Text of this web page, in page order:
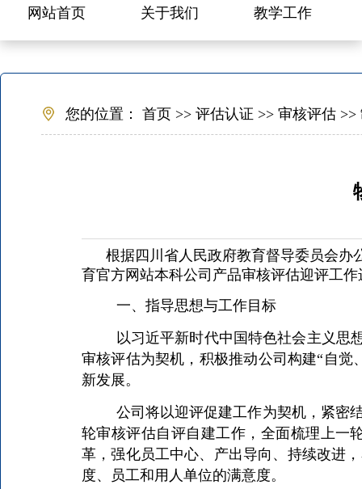
网站首页 关于我们 教学工作
您的位置： 首页 >> 评估认证 >> 审核评估 >>
根据四川省人民政府教育督导委员会办
育官方网站本科公司产品审核评估迎评工
一、指导思想与工作目标
以习近平新时代中国特色社会主义思
审核评估为契机，积极推动公司构建“自
新发展。
公司将以迎评促建工作为契机，紧密
轮审核评估自评自建工作，全面梳理上一
革，强化员工中心、产出导向、持续改进
度、员工和用人单位的满意度。